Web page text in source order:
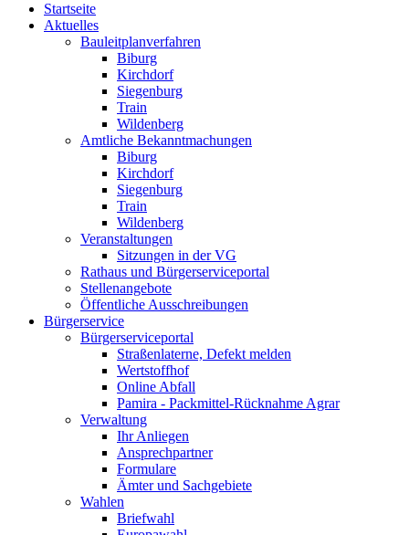
Startseite
Aktuelles
Bauleitplanverfahren
Biburg
Kirchdorf
Siegenburg
Train
Wildenberg
Amtliche Bekanntmachungen
Biburg
Kirchdorf
Siegenburg
Train
Wildenberg
Veranstaltungen
Sitzungen in der VG
Rathaus und Bürgerserviceportal
Stellenangebote
Öffentliche Ausschreibungen
Bürgerservice
Bürgerserviceportal
Straßenlaterne, Defekt melden
Wertstoffhof
Online Abfall
Pamira - Packmittel-Rücknahme Agrar
Verwaltung
Ihr Anliegen
Ansprechpartner
Formulare
Ämter und Sachgebiete
Wahlen
Briefwahl